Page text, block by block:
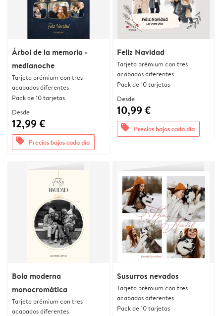
Árbol de la memoria -
medianoche
Tarjeta prémium con tres
acabados diferentes
Pack de 10 tarjetas
Desde
12,99 €
offers Precios bajos cada día
Feliz Navidad
Tarjeta prémium con tres
acabados diferentes
Pack de 10 tarjetas
Desde
10,99 €
offers Precios bajos cada día
Bola moderna
monocromática
Tarjeta prémium con tres
acabados diferentes
Susurros nevados
Tarjeta prémium con tres
acabados diferentes
Pack de 10 tarjetas